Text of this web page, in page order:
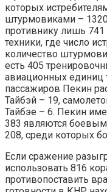
которых
штурмовиками –
противнику лишь
техники, где число
количество
есть 405
авиационных единиц
пассажиров Пекин
Тайбэй – 19,
Тайбэе – 6. Пекин
383 являются
208, среди которых
Если сражение
использовать 816
противопоставить